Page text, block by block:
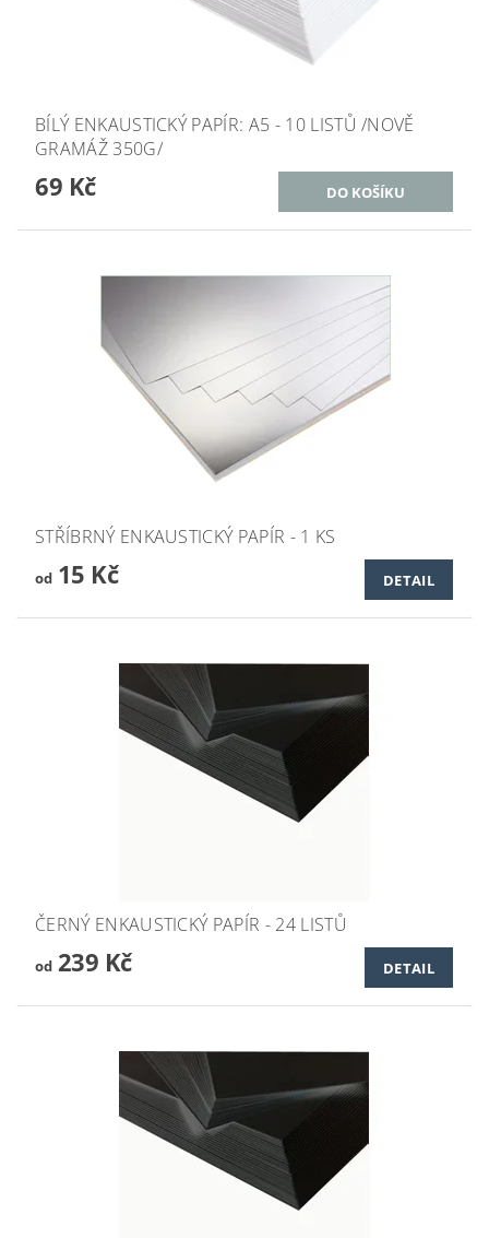
BÍLÝ ENKAUSTICKÝ PAPÍR: A5 - 10 LISTŮ /NOVĚ
GRAMÁŽ 350G/
69 Kč
STŘÍBRNÝ ENKAUSTICKÝ PAPÍR - 1 KS
od15 Kč DETAIL
ČERNÝ ENKAUSTICKÝ PAPÍR - 24 LISTŮ
od239 Kč DETAIL